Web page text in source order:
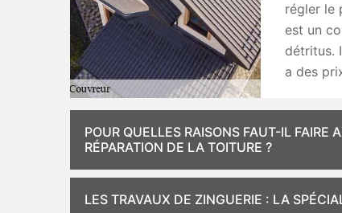
régler le
est un
détritus.
a des
POUR QUELLES RAISONS FAUT-IL FAIRE
RÉPARATION DE LA TOITURE ?
LES TRAVAUX DE ZINGUERIE : LA